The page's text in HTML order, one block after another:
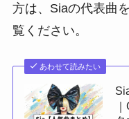
方は、Siaの代表曲
覧ください。
あわせて読みたい